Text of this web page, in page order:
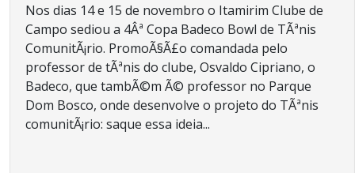
Nos dias 14 e 15 de novembro o Itamirim Clube de
Campo sediou a 4Âª Copa Badeco Bowl de TÃªnis
ComunitÃ¡rio. PromoÃ§Ã£o comandada pelo
professor de tÃªnis do clube, Osvaldo Cipriano, o
Badeco, que tambÃ©m Ã© professor no Parque
Dom Bosco, onde desenvolve o projeto do TÃªnis
comunitÃ¡rio: saque essa ideia...